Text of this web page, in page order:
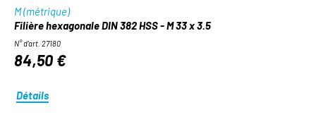
M (métrique)
Filière hexagonale DIN 382 HSS - M 33 x 3.5
N° d'art. 27180
84,50 €
Détails